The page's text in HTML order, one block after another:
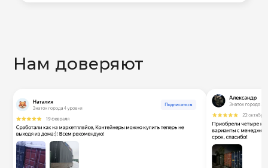
Нам доверяют